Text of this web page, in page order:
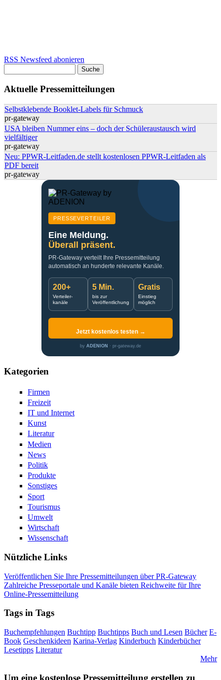
RSS Newsfeed abonieren
Aktuelle Pressemitteilungen
Selbstklebende Booklet-Labels für Schmuck
pr-gateway
USA bleiben Nummer eins – doch der Schüleraustausch wird
vielfältiger
pr-gateway
Neu: PPWR-Leitfaden.de stellt kostenlosen PPWR-Leitfaden als
PDF bereit
pr-gateway
PRESSEVERTEILER
Eine Meldung.
Überall präsent.
PR-Gateway verteilt Ihre Pressemitteilung
automatisch an hunderte relevante Kanäle.
200+
Verteiler-
kanäle
5 Min.
bis zur
Veröffentlichung
Gratis
Einstieg
möglich
Jetzt kostenlos testen →
by ADENION · pr-gateway.de
Kategorien
Firmen
Freizeit
IT und Internet
Kunst
Literatur
Medien
News
Politik
Produkte
Sonstiges
Sport
Tourismus
Umwelt
Wirtschaft
Wissenschaft
Nützliche Links
Veröffentlichen Sie Ihre Pressemitteilungen über PR-Gateway
Zahlreiche Presseportale und Kanäle bieten Reichweite für Ihre
Online-Pressemitteilung
Tags in Tags
Buchempfehlungen Buchtipp Buchtipps Buch und Lesen Bücher E-
Book Geschenkideen Karina-Verlag Kinderbuch Kinderbücher
Lesetipps Literatur
Mehr
Um eine kostenlose Pressemitteilung erstellen zu